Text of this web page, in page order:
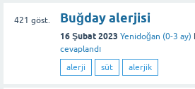
421 göst. Buğday alerjisi
16 Şubat 2023 Yenidoğan (0-3 ay)
cevaplandı
alerji
süt alerjik